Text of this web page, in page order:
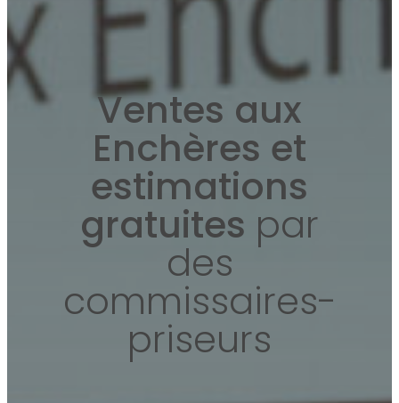
Ventes aux
Enchères et
estimations
gratuites par
des
commissaires-
priseurs